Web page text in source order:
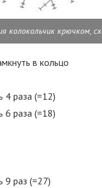
колокольчик крючком,
в кольцо
4 раза (=12)
6 раза (=18)
9 раз (=27)